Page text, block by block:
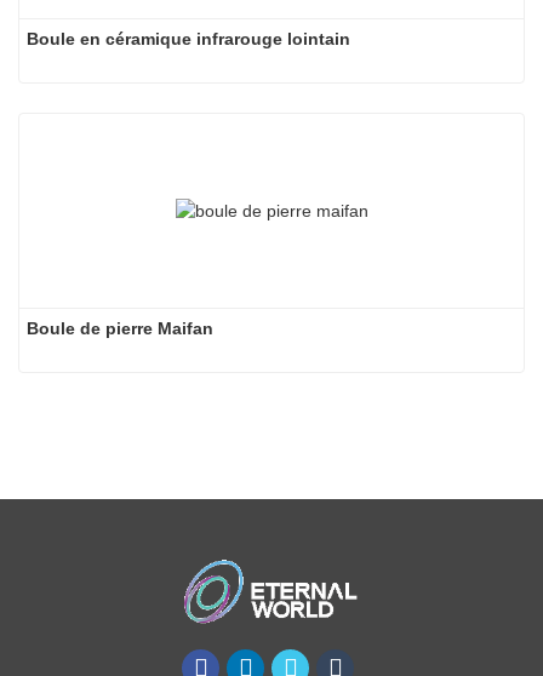
Boule en céramique infrarouge lointain
Boule de pierre Maifan